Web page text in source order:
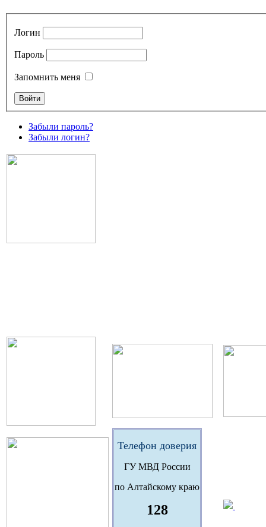
Логин
Пароль
Запомнить меня
Забыли пароль?
Забыли логин?
Телефон доверия
ГУ МВД России
по Алтайскому краю
128